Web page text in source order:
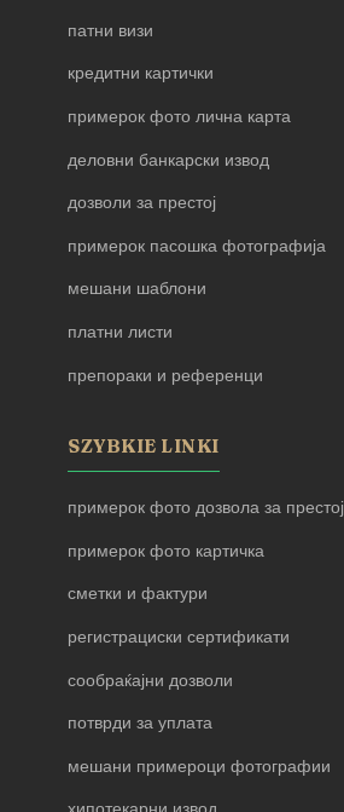
патни визи
кредитни картички
примерок фото лична карта
деловни банкарски извод
дозволи за престој
примерок пасошка фотографија
мешани шаблони
платни листи
препораки и референци
SZYBKIE LINKI
примерок фото дозвола за престој
примерок фото картичка
сметки и фактури
регистрациски сертификати
сообраќајни дозволи
потврди за уплата
мешани примероци фотографии